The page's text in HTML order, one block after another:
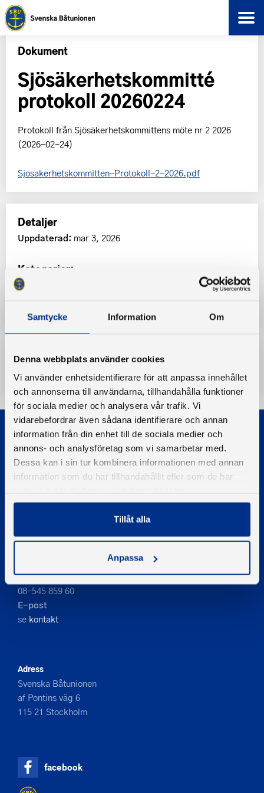
Samtycke Information Om
Denna webbplats använder cookies
Vi använder enhetsidentifierare för att anpassa innehållet
och annonserna till användarna, tillhandahålla funktioner
för sociala medier och analysera vår trafik. Vi
vidarebefordrar även sådana identifierare och annan
information från din enhet till de sociala medier och
annons- och analysföretag som vi samarbetar med.
Dessa kan i sin tur kombinera informationen med annan
information som du har tillhandahållit eller som de har
Tillåt alla
Anpassa
Dokument
Sjösäkerhetskommitté
protokoll 20260224
Protokoll från Sjösäkerhetskommittens möte nr 2 2026
(2026-02-24)
Sjosakerhetskommitten-Protokoll-2-2026.pdf
Detaljer
Uppdaterad: mar 3, 2026
Kategorier:
Sjösäkerhetskommittén protokoll
Information om cookies
Telefon
08-545 859 60
E-post
se kontakt
Adress
Svenska Båtunionen
af Pontins väg 6
115 21 Stockholm
facebook